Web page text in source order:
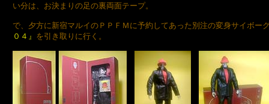
い分は、お決まりの足の裏両面テープ。
で、夕方に新宿マルイのＰＰＦＭに予約してあった別注の変身サイボー
０４』 を引き取りに行く。